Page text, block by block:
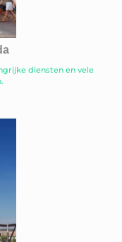
diensten en vele